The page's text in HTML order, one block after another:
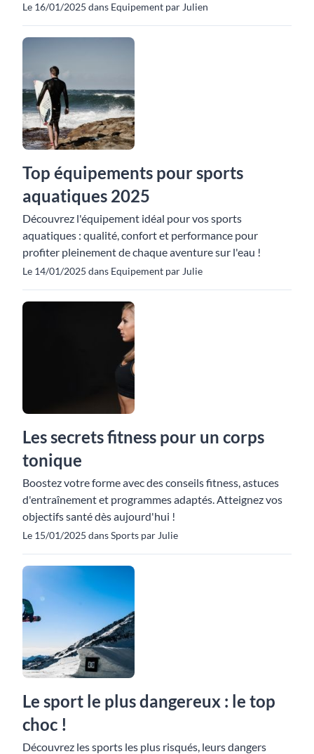
Le 16/01/2025 dans Equipement par Julien
Top équipements pour sports
aquatiques 2025
Découvrez l'équipement idéal pour vos sports
aquatiques : qualité, confort et performance pour
profiter pleinement de chaque aventure sur l'eau !
Le 14/01/2025 dans Equipement par Julie
Les secrets fitness pour un corps
tonique
Boostez votre forme avec des conseils fitness, astuces
d'entraînement et programmes adaptés. Atteignez vos
objectifs santé dès aujourd'hui !
Le 15/01/2025 dans Sports par Julie
Le sport le plus dangereux : le top
choc !
Découvrez les sports les plus risqués, leurs dangers